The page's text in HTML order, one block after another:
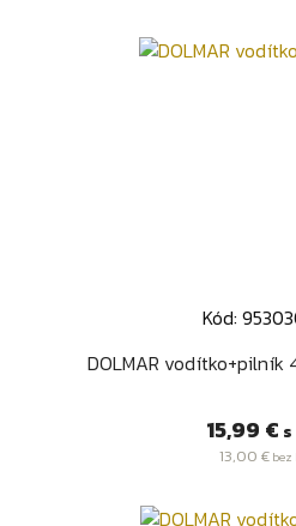
Kód:
DOLMAR vodítko+pilník
Cena
15,99 €
13,00 €bez